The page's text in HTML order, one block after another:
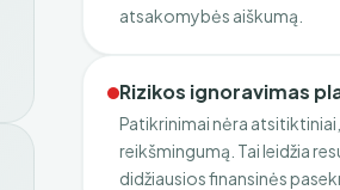
atsakomybės aiškumą.
Rizikos ignoravimas
Patikrinimai nėra
reikšmingumą. Tai leidžia
didžiausios finansinės